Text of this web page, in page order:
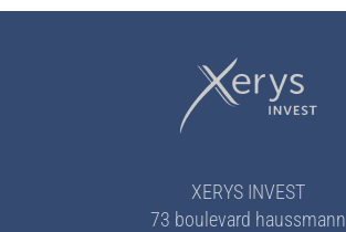
XERYS INVEST
73 boulevard haussmann